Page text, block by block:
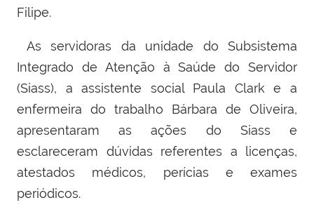
Filipe.
As servidoras da unidade do Subsistema
Integrado de Atenção à Saúde do Servidor
(Siass), a assistente social Paula Clark e a
enfermeira do trabalho Bárbara de Oliveira,
apresentaram as ações do Siass e
esclareceram dúvidas referentes a licenças,
atestados médicos, perícias e exames
periódicos.